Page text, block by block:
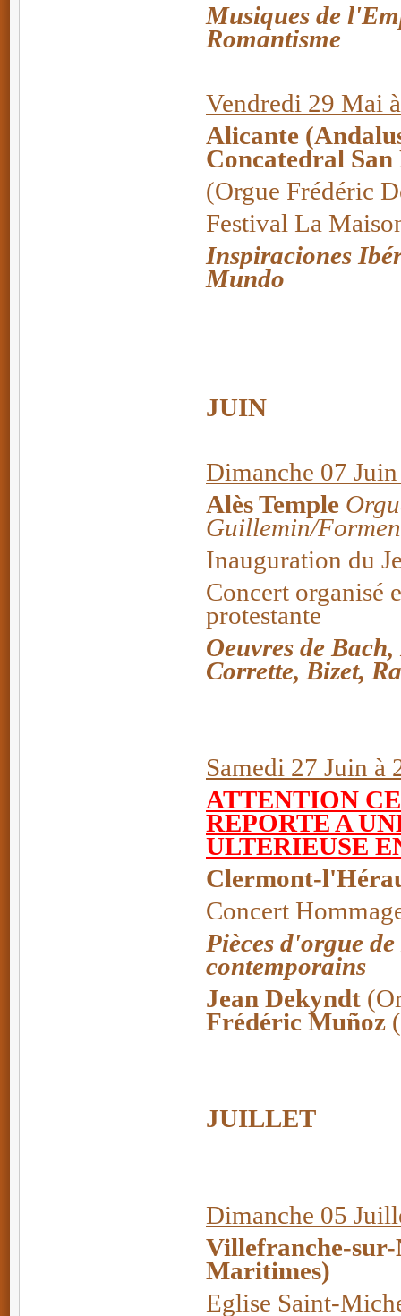
Musiques de
Romantisme
Vendredi 29 Mai
Alicante
Concatedral
(Orgue Frédéric
Festival La
Inspiraciones
Mundo
JUIN
Dimanche 07
Alès Temple
Guillemin/
Inauguration du
Concert organisé
protestante
Oeuvres de
Corrette, Bizet,
Samedi 27 Juin à
ATTENTION
REPORTE A
ULTERIEUSE
Clermont-
Concert
Pièces d'orgue
contemporains
Jean Dekyndt
Frédéric Muñoz
JUILLET
Dimanche 05
Villefranche-
Maritimes)
Eglise Saint-